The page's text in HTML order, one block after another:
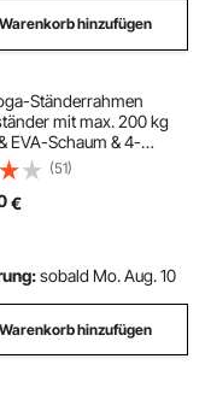
yoga
hinzufügen
Ständerrahmen
mit max. 200 kg
EVA-Schaum & 4-
& 6-stufiger
(nur Rahmen)
(51)
€
sobald Mo. Aug. 10
hinzufügen